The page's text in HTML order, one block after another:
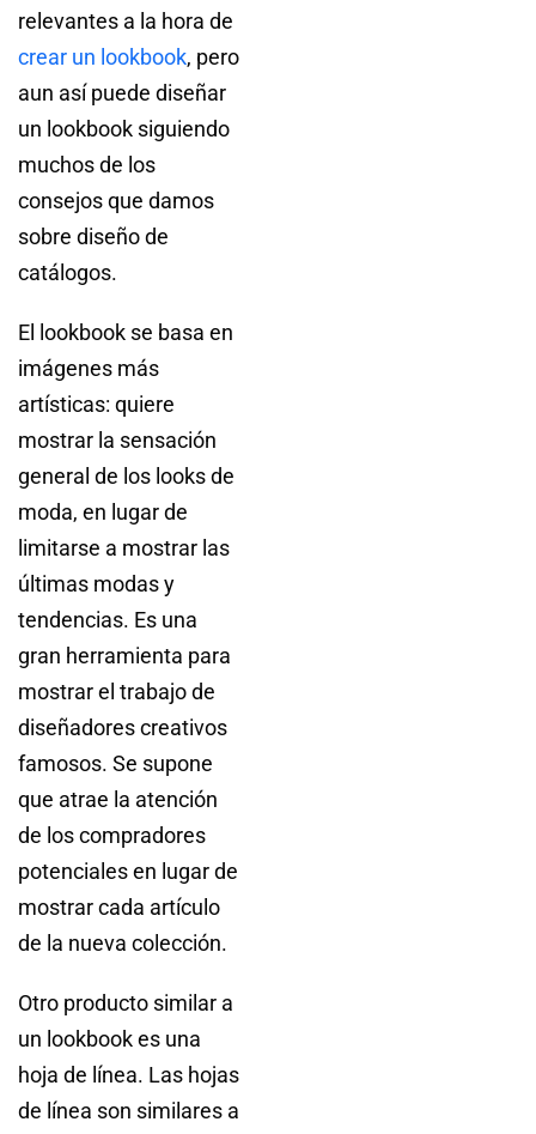
relevantes a la hora de
crear un lookbook, pero
aun así puede diseñar
un lookbook siguiendo
muchos de los
consejos que damos
sobre diseño de
catálogos.
El lookbook se basa en
imágenes más
artísticas: quiere
mostrar la sensación
general de los looks de
moda, en lugar de
limitarse a mostrar las
últimas modas y
tendencias. Es una
gran herramienta para
mostrar el trabajo de
diseñadores creativos
famosos. Se supone
que atrae la atención
de los compradores
potenciales en lugar de
mostrar cada artículo
de la nueva colección.
Otro producto similar a
un lookbook es una
hoja de línea. Las hojas
de línea son similares a